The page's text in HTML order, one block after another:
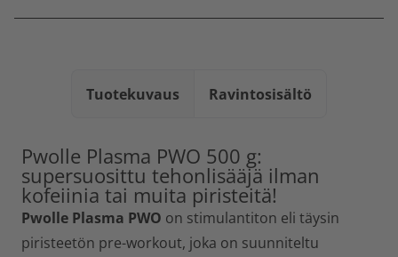
Tuotekuvaus Ravintosisältö
Pwolle Plasma PWO 500 g:
supersuosittu tehonlisääjä ilman
kofeiinia tai muita piristeitä!
Pwolle Plasma PWO on stimulantiton eli täysin
piristeetön pre-workout, joka on suunniteltu